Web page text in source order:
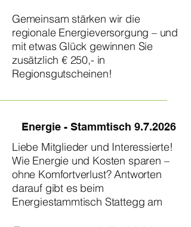
Gemeinsam stärken wir die
regionale Energieversorgung – und
mit etwas Glück gewinnen Sie
zusätzlich € 250,- in
Regionsgutscheinen!
Energie - Stammtisch 9.7.2026
Liebe Mitglieder und Interessierte!
Wie Energie und Kosten sparen –
ohne Komfortverlust? Antworten
darauf gibt es beim
Energiestammtisch Stattegg am